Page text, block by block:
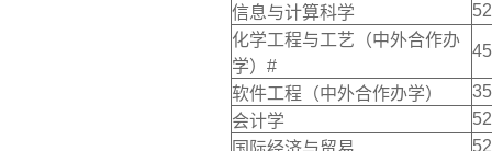
信息与计算科学
化学工程与工艺（中外合作办
学）#
软件工程（中外合作办学）
会计学